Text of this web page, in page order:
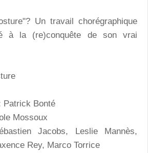
Un travail chorégraphique
à la (re)conquête de son vrai
Patrick Bonté
Mossoux
Jacobs, Leslie Mannès,
Rey, Marco Torrice